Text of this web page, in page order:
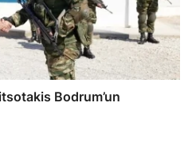
Bodrum’un